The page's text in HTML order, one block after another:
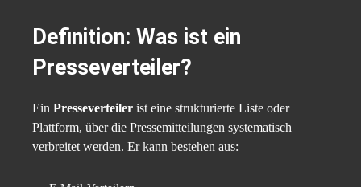
Definition: Was ist ein
Presseverteiler?
Ein Presseverteiler ist eine strukturierte Liste oder
Plattform, über die Pressemitteilungen systematisch
verbreitet werden. Er kann bestehen aus: